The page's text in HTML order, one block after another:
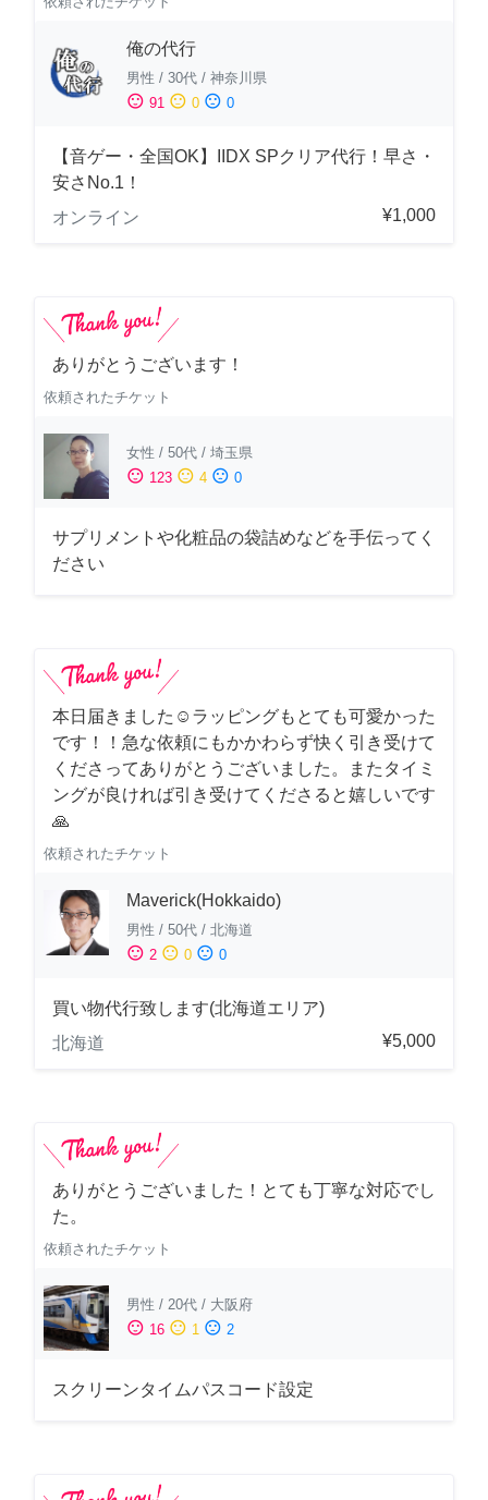
俺の代行
男性 / 30代 / 神奈川県
sentiment_satisfied 91 sentiment_neutral 0 sentiment_dissatisfied 0
【音ゲー・全国OK】IIDX SPクリア代行！早さ・
安さNo.1！
オンライン
¥1,000
ありがとうございます！
依頼されたチケット
女性 / 50代 / 埼玉県
sentiment_satisfied 123 sentiment_neutral 4 sentiment_dissatisfied 0
サプリメントや化粧品の袋詰めなどを手伝ってく
ださい
本日届きました☺️ラッピングもとても可愛かった
です！！急な依頼にもかかわらず快く引き受けて
くださってありがとうございました。またタイミ
ングが良ければ引き受けてくださると嬉しいです
🙏
依頼されたチケット
Maverick(Hokkaido)
男性 / 50代 / 北海道
sentiment_satisfied 2 sentiment_neutral 0 sentiment_dissatisfied 0
買い物代行致します(北海道エリア)
北海道
¥5,000
ありがとうございました！とても丁寧な対応でし
た。
依頼されたチケット
男性 / 20代 / 大阪府
sentiment_satisfied 16 sentiment_neutral 1 sentiment_dissatisfied 2
スクリーンタイムパスコード設定